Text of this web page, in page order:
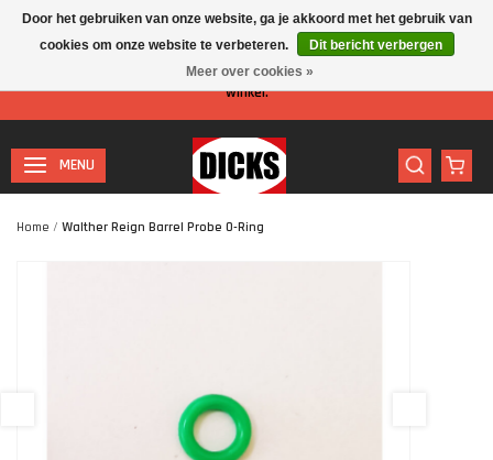
Let op: I.v.m. de zomervakantie is er minder personeel aanwezig in de
winkel.
MENU
Home / Walther Reign Barrel Probe O-Ring
Door het gebruiken van onze website, ga je akkoord met het gebruik van
cookies om onze website te verbeteren.
Dit bericht verbergen
Meer over cookies »